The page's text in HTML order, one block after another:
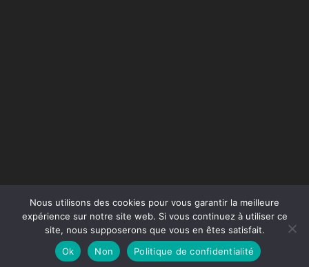
Conception du site :Agence Jus de Citron
Nous utilisons des cookies pour vous garantir la meilleure
expérience sur notre site web. Si vous continuez à utiliser ce
site, nous supposerons que vous en êtes satisfait.
Ok
Non Politique de confidentialité